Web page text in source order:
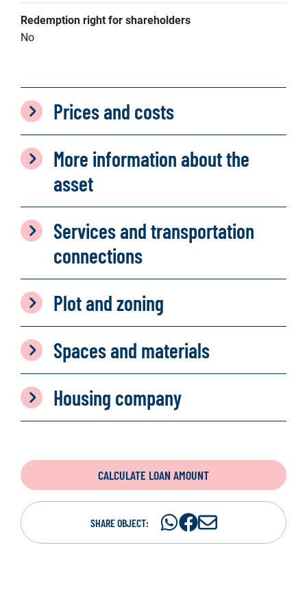
Redemption right for shareholders
No
Prices and costs
More information about the
asset
Services and transportation
connections
Plot and zoning
Spaces and materials
Housing company
CALCULATE LOAN AMOUNT
SHARE OBJECT:
ShareShare
S